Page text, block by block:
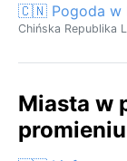
🇨🇳 Pogoda w
Chińska Republika
Miasta w